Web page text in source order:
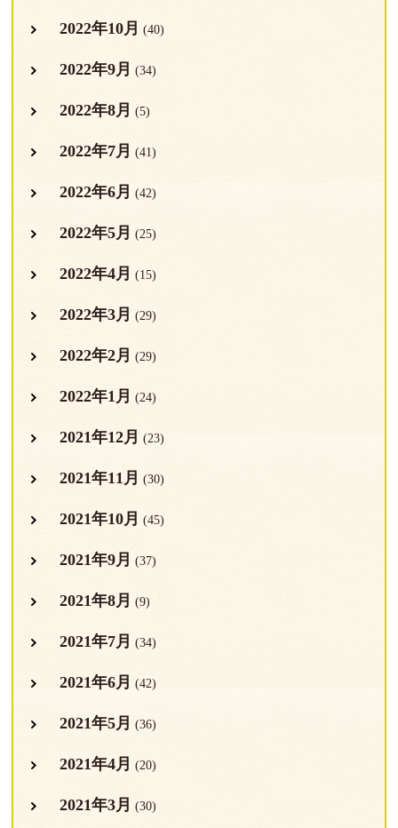
2022年10月 (40)
2022年9月 (34)
2022年8月 (5)
2022年7月 (41)
2022年6月 (42)
2022年5月 (25)
2022年4月 (15)
2022年3月 (29)
2022年2月 (29)
2022年1月 (24)
2021年12月 (23)
2021年11月 (30)
2021年10月 (45)
2021年9月 (37)
2021年8月 (9)
2021年7月 (34)
2021年6月 (42)
2021年5月 (36)
2021年4月 (20)
2021年3月 (30)